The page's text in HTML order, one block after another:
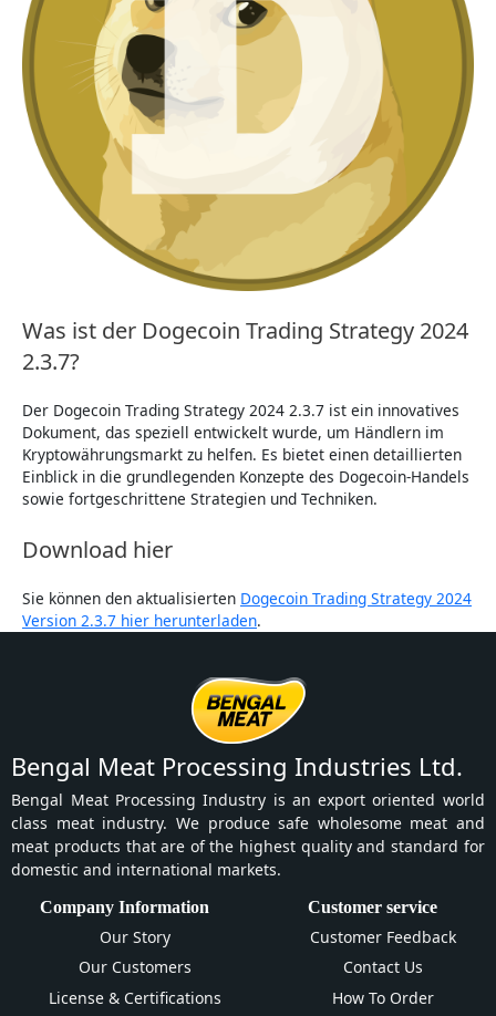
Was ist der Dogecoin Trading Strategy 2024
2.3.7?
Der Dogecoin Trading Strategy 2024 2.3.7 ist ein innovatives
Dokument, das speziell entwickelt wurde, um Händlern im
Kryptowährungsmarkt zu helfen. Es bietet einen detaillierten
Einblick in die grundlegenden Konzepte des Dogecoin-Handels
sowie fortgeschrittene Strategien und Techniken.
Download hier
Sie können den aktualisierten Dogecoin Trading Strategy 2024
Version 2.3.7 hier herunterladen.
Bengal Meat Processing Industries Ltd.
Bengal Meat Processing Industry is an export oriented world
class meat industry. We produce safe wholesome meat and
meat products that are of the highest quality and standard for
domestic and international markets.
Company Information
Our Story
Our Customers
License & Certifications
Customer service
Customer Feedback
Contact Us
How To Order